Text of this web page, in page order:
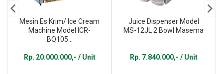
Mesin Es Krim/ Ice Cream
Machine Model ICR-
BQ105...
Rp. 20.000.000,- / Unit
Juice Dispenser Model
MS-12JL 2 Bowl Masema
Rp. 7.840.000,- / Unit